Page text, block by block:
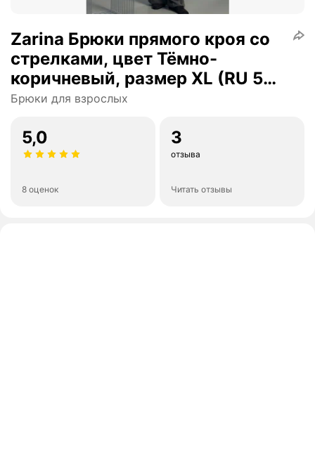
Zarina Брюки прямого кроя со
стрелками, цвет Тёмно-
коричневый, размер XL (RU 50),
4329215715-27
Брюки для взрослых
5,0
8 оценок
3
отзыва
Читать отзывы